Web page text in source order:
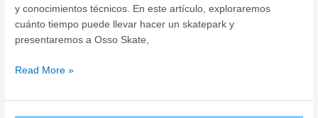
y conocimientos técnicos. En este artículo, exploraremos
cuánto tiempo puede llevar hacer un skatepark y
presentaremos a Osso Skate,
Read More »